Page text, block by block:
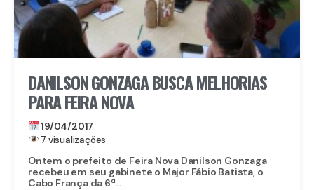
DANILSON GONZAGA BUSCA MELHORIAS
PARA FEIRA NOVA
19/04/2017
7 visualizações
Ontem o prefeito de Feira Nova Danilson Gonzaga
recebeu em seu gabinete o Major Fábio Batista, o
Cabo França da 6ª...